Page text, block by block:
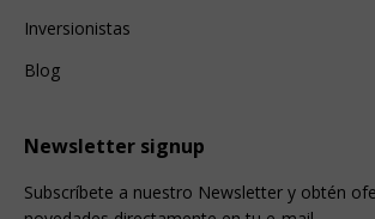
Inversionistas
Blog
Newsletter signup
Subscríbete a nuestro Newsletter y obtén